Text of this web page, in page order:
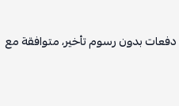
دفعات بدون رسوم تأخير، متوافقة مع